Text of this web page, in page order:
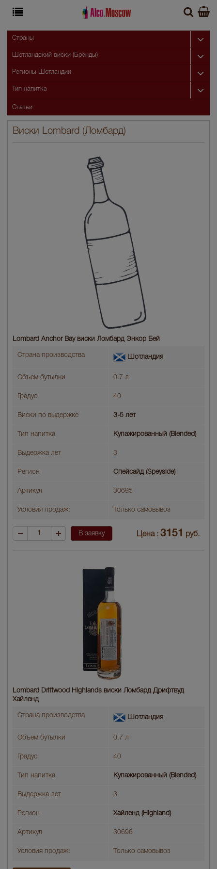
Виски Lombard (Ломбард)
Lombard Anchor Bay виски Ломбард Энкор Бей
Страна производства Шотландия
Объем бутылки 0.7 л
Градус 40
Виски по выдержке 3-5 лет
Тип напитка Купажированный (Blended)
Выдержка лет 3
Регион Спейсайд (Speyside)
Артикул 30695
Условия продаж: Только самовывоз
В заявку Цена : 3151 руб.
Lombard Driftwood Highlands виски Ломбард Дрифтвуд
Хайленд
Страна производства Шотландия
Объем бутылки 0.7 л
Градус 40
Тип напитка Купажированный (Blended)
Выдержка лет 3
Регион Хайленд (Highland)
Артикул 30696
Условия продаж: Только самовывоз
Страны
Шотландский виски (Бренды)
Регионы Шотландии
Тип напитка
Статьи